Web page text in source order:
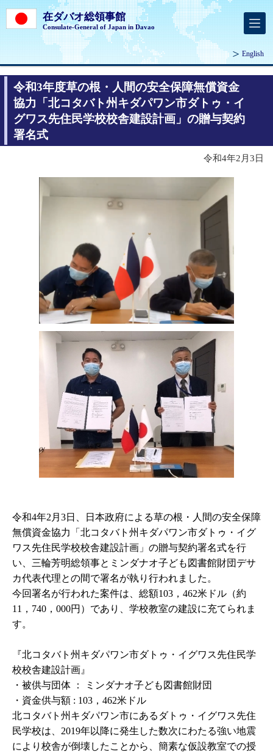
在ダバオ総領事館
Consulate-General of Japan in Davao
English
令和3年度草の根・人間の安全保障無償資金
協力「北コタバト州キダパワン市ダトゥ・イ
グワス先住民学校校舎建設計画」の贈与契約
署名式
令和4年2月3日
令和4年2月3日、日本政府による草の根・人間の安全保障
無償資金協力「北コタバト州キダパワン市ダトゥ・イグ
ワス先住民学校校舎建設計画」の贈与契約署名式を行
い、三輪芳明総領事とミンダナオ子ども図書館財団デサ
カ代表代理との間で署名が執り行われました。
今回署名が行われた案件は、総額103，462米ドル（約
11，740，000円）であり、学校教室の建設に充てられま
す。
『北コタバト州キダパワン市ダトゥ・イグワス先住民学
校校舎建設計画』
・被供与団体 ： ミンダナオ子ども図書館財団
・資金供与額 : 103，462米ドル
北コタバト州キダパワン市にあるダトゥ・イグワス先住
民学校は、2019年以降に発生した数次にわたる強い地震
により校舎が倒壊したことから、簡素な仮設教室での授